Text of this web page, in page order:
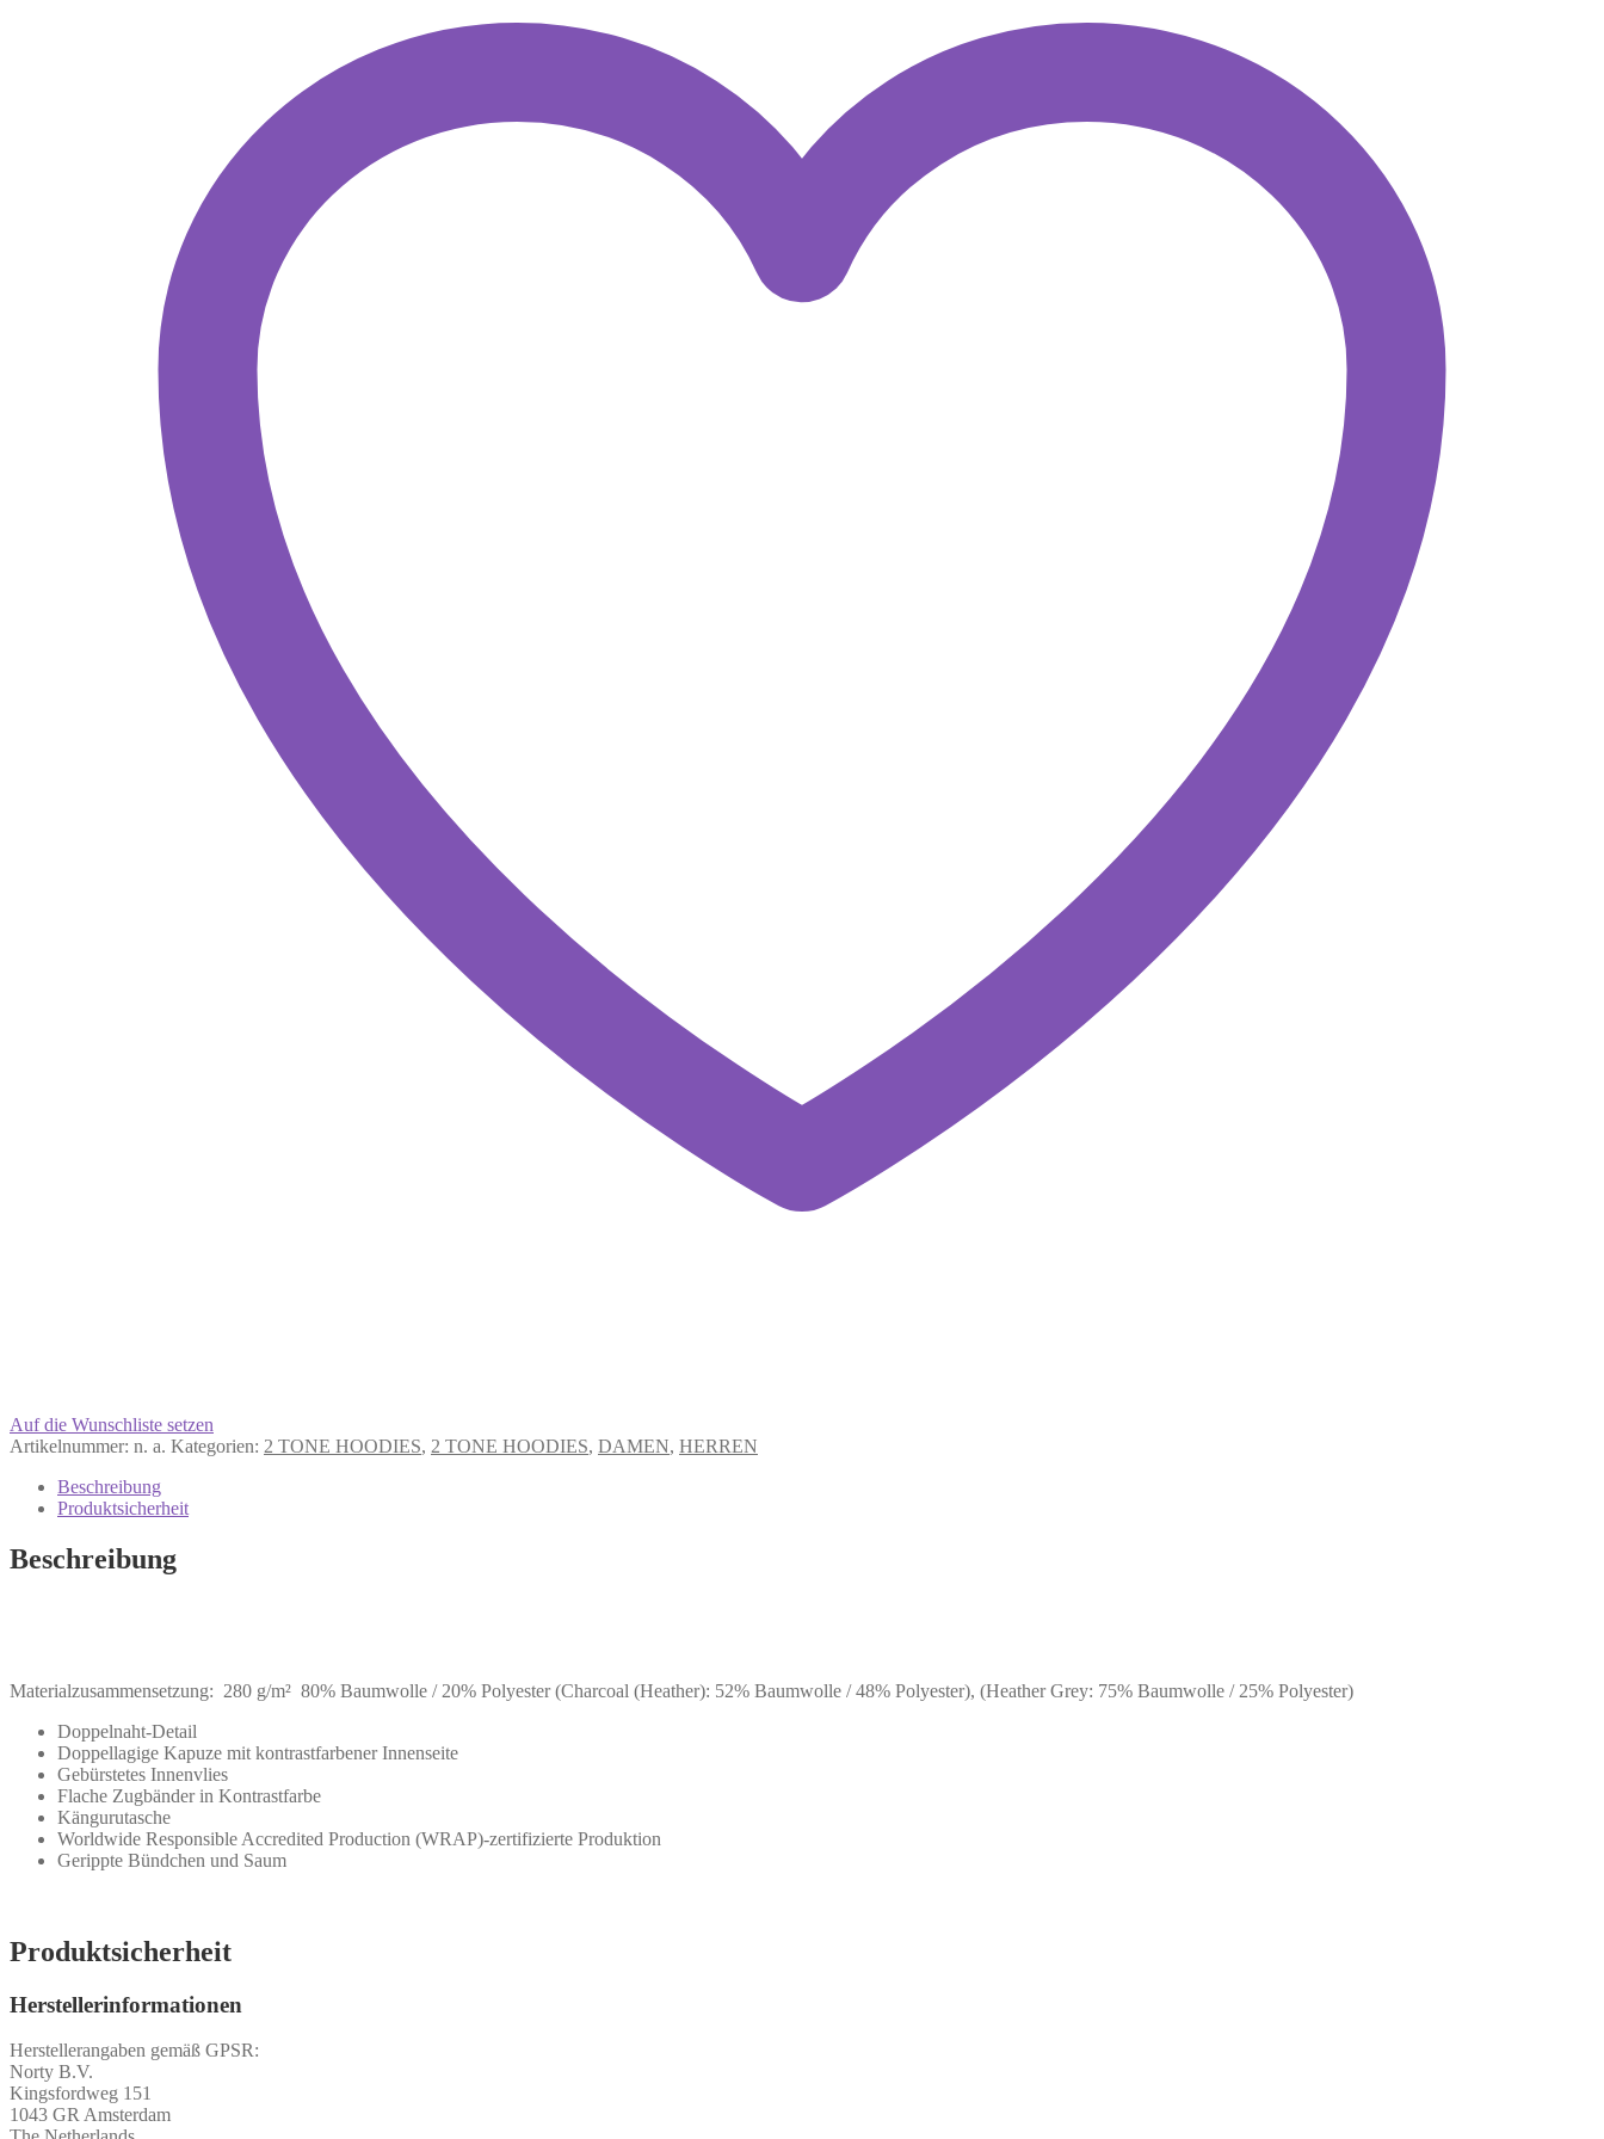
Auf die Wunschliste setzen
Artikelnummer: n. a. Kategorien: 2 TONE HOODIES, 2 TONE HOODIES, DAMEN, HERREN
Beschreibung
Produktsicherheit
Beschreibung
Materialzusammensetzung: 280 g/m² 80% Baumwolle / 20% Polyester (Charcoal (Heather): 52% Baumwolle / 48% Polyester), (Heather Grey: 75% Baumwolle / 25% Polyester)
Doppelnaht-Detail
Doppellagige Kapuze mit kontrastfarbener Innenseite
Gebürstetes Innenvlies
Flache Zugbänder in Kontrastfarbe
Kängurutasche
Worldwide Responsible Accredited Production (WRAP)-zertifizierte Produktion
Gerippte Bündchen und Saum
Produktsicherheit
Herstellerinformationen
Herstellerangaben gemäß GPSR:
Norty B.V.
Kingsfordweg 151
1043 GR Amsterdam